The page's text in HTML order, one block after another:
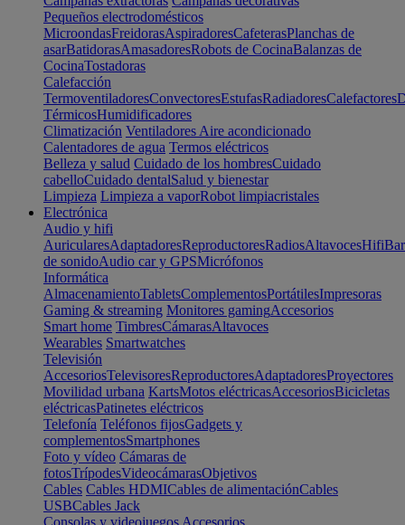
Pequeños electrodomésticos
MicroondasFreidorasAspiradoresCafeterasPlanchas de
asarBatidorasAmasadoresRobots de CocinaBalanzas de
CocinaTostadoras
Calefacción
TermoventiladoresConvectoresEstufasRadiadoresCalefactores
TérmicosHumidificadores
Climatización Ventiladores Aire acondicionado
Calentadores de agua Termos eléctricos
Belleza y salud Cuidado de los hombresCuidado
cabelloCuidado dentalSalud y bienestar
Limpieza Limpieza a vaporRobot limpiacristales
Electrónica
Audio y hifi
AuricularesAdaptadoresReproductoresRadiosAltavocesHifi
de sonidoAudio car y GPSMicrófonos
Informática
AlmacenamientoTabletsComplementosPortátilesImpresoras
Gaming & streaming Monitores gamingAccesorios
Smart home TimbresCámarasAltavoces
Wearables Smartwatches
Televisión
AccesoriosTelevisoresReproductoresAdaptadoresProyectores
Movilidad urbana KartsMotos eléctricasAccesoriosBicicletas
eléctricasPatinetes eléctricos
Telefonía Teléfonos fijosGadgets y
complementosSmartphones
Foto y vídeo Cámaras de
fotosTrípodesVideocámarasObjetivos
Cables Cables HDMICables de alimentaciónCables
USBCables Jack
Consolas y videojuegos Accesorios